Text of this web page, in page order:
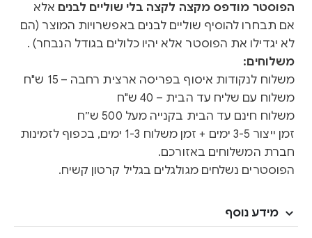
הפוסטר מודפס מקצה לקצה בלי שוליים לבנים אלא
אם תבחרו להוסיף שוליים לבנים באפשרויות המוצר (הם
לא יגדילו את הפוסטר אלא יהיו כלולים בגודל הנבחר) .
משלוחים:
משלוח לנקודות איסוף בפריסה ארצית רחבה – 15 ש"ח
משלוח עם שליח עד הבית – 40 ש"ח
משלוח חינם עד הבית בקנייה מעל 500 ש״ח
זמן ייצור 3-5 ימים + זמן משלוח 1-3 ימים, בכפוף לזמינות
חברת המשלוחים באזורכם.
הפוסטרים נשלחים מגולגלים בגליל קרטון קשיח.
מידע נוסף